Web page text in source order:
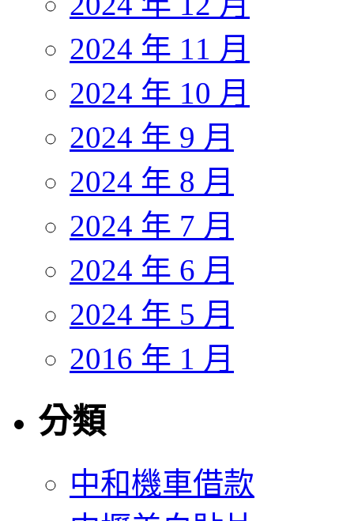
2024 年 11 月
2024 年 10 月
2024 年 9 月
2024 年 8 月
2024 年 7 月
2024 年 6 月
2024 年 5 月
2016 年 1 月
分類
中和機車借款